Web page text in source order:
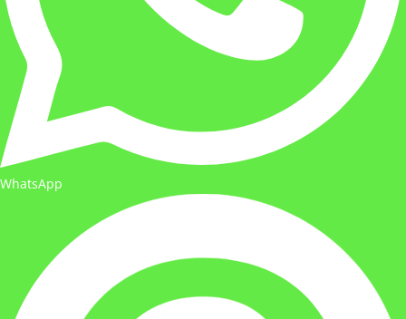
WhatsApp